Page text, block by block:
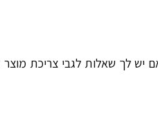
יש לך שאלות לגבי צריכת מוצר